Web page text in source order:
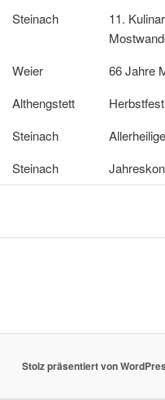
Steinach
11.
Weier 66 Jahre
Althengstett
Steinach
Steinach
Stolz präsentiert von